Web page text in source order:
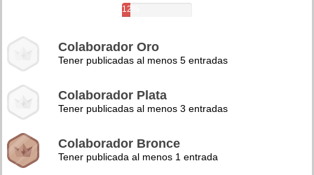
12%
Colaborador Oro
Tener publicadas al menos 5 entradas
Colaborador Plata
Tener publicadas al menos 3 entradas
Colaborador Bronce
Tener publicada al menos 1 entrada